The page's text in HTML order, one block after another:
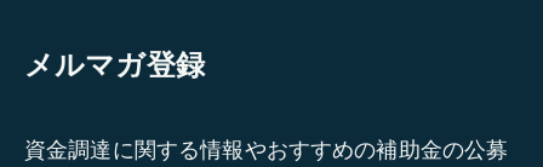
メルマガ登録
資金調達に関する情報やおすすめの補助金の公募